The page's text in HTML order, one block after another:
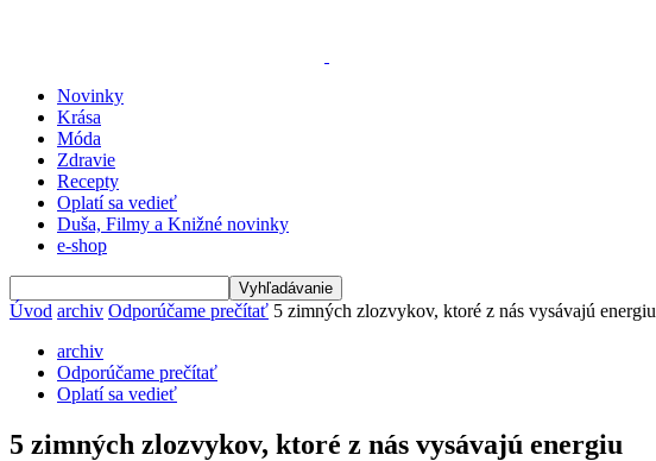
Novinky
Krása
Móda
Zdravie
Recepty
Oplatí sa vedieť
Duša, Filmy a Knižné novinky
e-shop
Úvod archiv Odporúčame prečítať 5 zimných zlozvykov, ktoré z nás vysávajú energiu
archiv
Odporúčame prečítať
Oplatí sa vedieť
5 zimných zlozvykov, ktoré z nás vysávajú energiu